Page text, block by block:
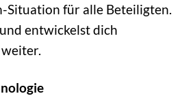
Situation für alle Beteiligten.
entwickelst dich